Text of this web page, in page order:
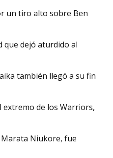
un tiro alto sobre Ben
que dejó aturdido al
también llegó a su fin
de los Warriors,
Niukore, fue